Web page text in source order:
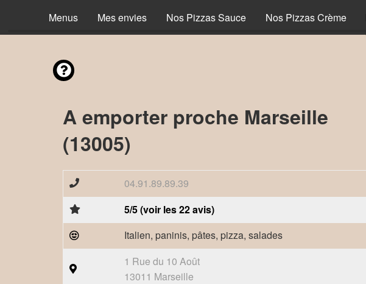
Menus Mes envies Nos Pizzas Sauce Nos Pizzas Crème
A emporter proche Marseille
(13005)
04.91.89.89.39
5/5 (voir les 22 avis)
Italien, paninis, pâtes, pizza, salades
1 Rue du 10 Août
13011 Marseille